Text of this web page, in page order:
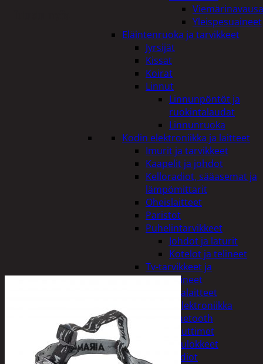
Yleispesuaineet
Eläintenruoka ja tarvikkeet
Jyrsijät
Kissat
Koirat
Linnut
Linnunpöntöt ja
ruokintalaudat
Linnunruoka
Kodin elektroniikka ja laitteet
Imurit ja tarvikkeet
Kaapelit ja johdot
Kelloradiot, sääasemat ja
lämpömittarit
Oheislaitteet
Paristot
Puhelintarvikkeet
Johdot ja laturit
Kotelot ja telineet
Tv-tarvikkeet ja
seinätelineet
Varavirtalaitteet
Viihde-elektroniikka
Bluetooth
kaiuttimet
Kuulokkeet
Radiot